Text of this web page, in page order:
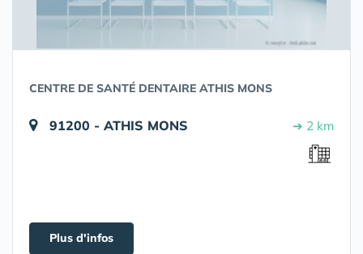
CENTRE DE SANTÉ DENTAIRE ATHIS MONS
91200 - ATHIS MONS ➔ 2 km
Plus d'infos